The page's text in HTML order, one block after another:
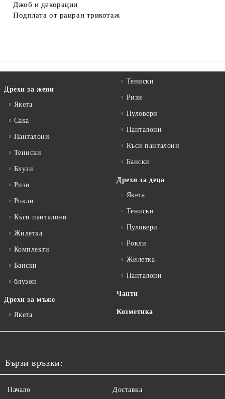
Джоб и декорации
Подплата от раиран трикотаж
Дрехи за жени
Якета
Сакa
Панталони
Тениски
Блузи
Ризи
Рокли
Къси панталони
Жилетка
Комплекти
Бански
блузон
Дрехи за мъже
Якета
Тениски
Ризи
Пуловери
Панталони
Къси панталони
Бански
Дрехи за деца
Якета
Тениски
Пуловери
Рокли
Жилетка
Панталони
Чанти
Козметика
Бързи връзки:
Начало Доставка